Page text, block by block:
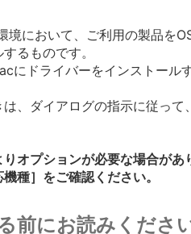
境において、ご利用の製品を
るものです。
にドライバーをインストー
、ダイアログの指示に従っ
オプションが必要な場合があ
種］をご確認ください。
前にお読みくださ